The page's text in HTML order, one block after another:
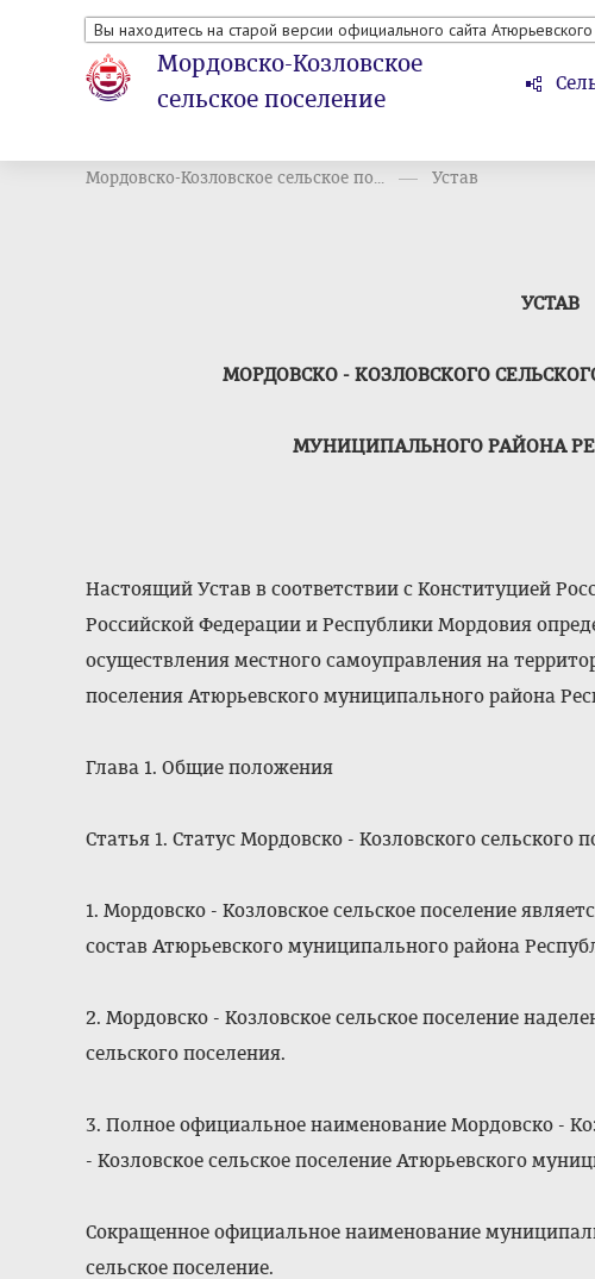
Вы находитесь на старой версии официального сайта
Мордовско-Козловское
сельское поселение
Мордовско-Козловское сельское по... Устав
УСТАВ
МОРДОВСКО - КОЗЛОВСКОГО
МУНИЦИПАЛЬНОГО РАЙОНА
Настоящий Устав в соответствии с Конституцией
Российской Федерации и Республики Мордовия
осуществления местного самоуправления на
поселения Атюрьевского муниципального района
Глава 1. Общие положения
Статья 1. Статус Мордовско - Козловского сельского
1. Мордовско - Козловское сельское поселение
состав Атюрьевского муниципального района
2. Мордовско - Козловское сельское поселение
сельского поселения.
3. Полное официальное наименование Мордовско -
- Козловское сельское поселение Атюрьевского
Сокращенное официальное наименование
сельское поселение.